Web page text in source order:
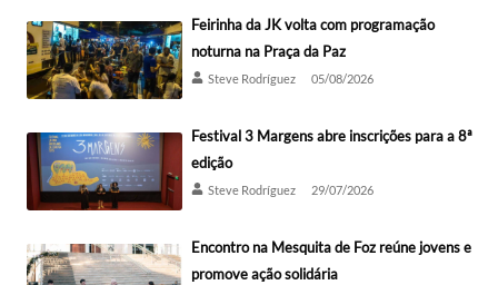
Feirinha da JK volta com programação
noturna na Praça da Paz
Steve Rodríguez 05/08/2026
Festival 3 Margens abre inscrições para a 8ª
edição
Steve Rodríguez 29/07/2026
Encontro na Mesquita de Foz reúne jovens e
promove ação solidária